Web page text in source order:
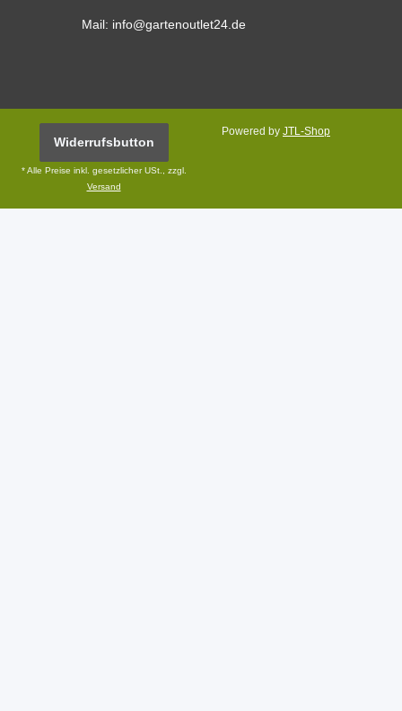
Mail: info@gartenoutlet24.de
Widerrufsbutton
* Alle Preise inkl. gesetzlicher USt., zzgl.
Versand
Powered by JTL-Shop